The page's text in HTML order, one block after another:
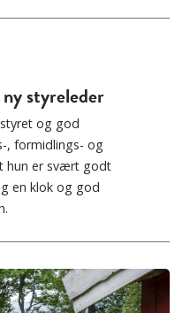
styreleder
og god
, formidlings- og
hun er svært godt
en klok og god